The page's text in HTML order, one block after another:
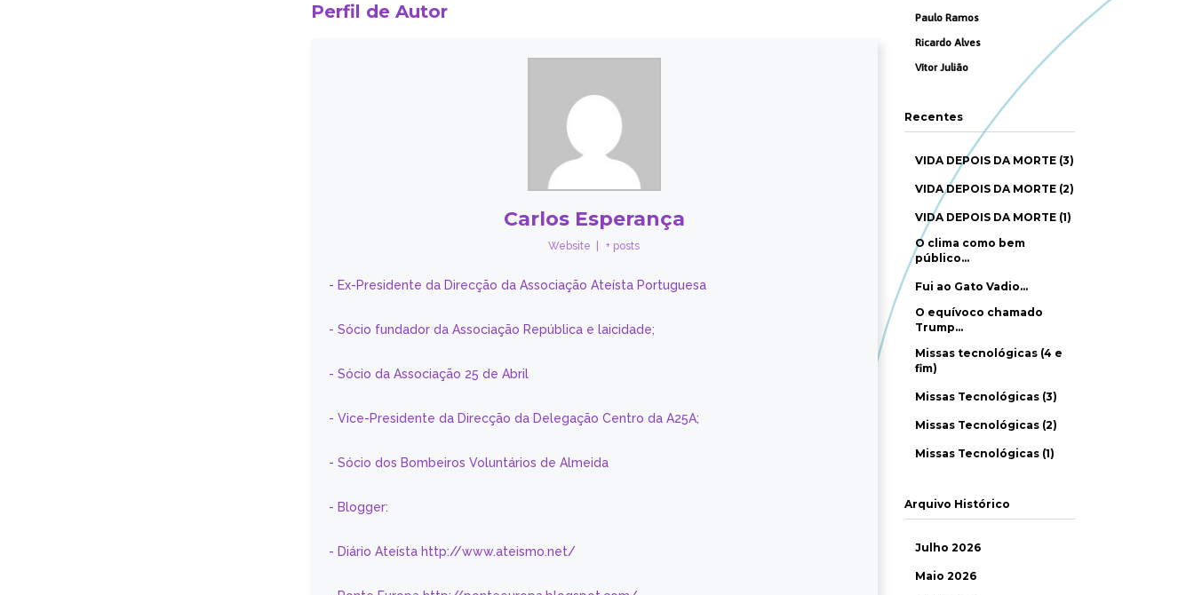
Perfil de Autor
Carlos Esperança
Website + posts
- Ex-Presidente da Direcção da Associação Ateísta Portuguesa
- Sócio fundador da Associação República e laicidade;
- Sócio da Associação 25 de Abril
- Vice-Presidente da Direcção da Delegação Centro da A25A;
- Sócio dos Bombeiros Voluntários de Almeida
- Blogger:
- Diário Ateísta http://www.ateismo.net/
Paulo Ramos
Ricardo Alves
Vítor Julião
Recentes
VIDA DEPOIS DA MORTE (3)
VIDA DEPOIS DA MORTE (2)
VIDA DEPOIS DA MORTE (1)
O clima como bem
público…
Fui ao Gato Vadio…
O equívoco chamado
Trump…
Missas tecnológicas (4 e
fim)
Missas Tecnológicas (3)
Missas Tecnológicas (2)
Missas Tecnológicas (1)
Arquivo Histórico
Julho 2026
Maio 2026